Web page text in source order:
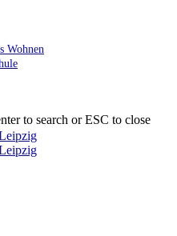
Wohnen
to search or ESC to close